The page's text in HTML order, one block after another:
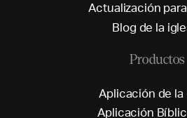
Actualización para
Blog de la igle
Productos
Aplicación de la
Aplicación Bíblic